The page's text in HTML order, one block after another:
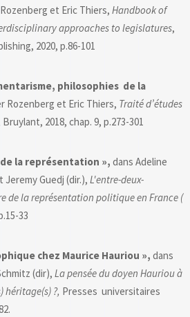
et Eric Thiers, Handbook of
approaches to legislatures,
2020, p.86-101
philosophies de la
Rozenberg et Eric Thiers, Traité d’études
2018, chap. 9, p.273-301
la représentation », dans Adeline
Guedj (dir.), L'entre-deux-
de la représentation politique en France (
33
chez Maurice Hauriou », dans
(dir), La pensée du doyen Hauriou à
héritage(s) ?, Presses universitaires